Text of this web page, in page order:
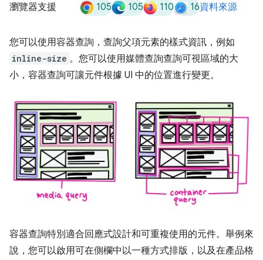
瀏覽器支援 105 105 110 16資料來源
您可以使用容器查詢，查詢父項元素的樣式資訊，例如
inline-size 。您可以使用媒體查詢查詢可視區域的大
小，容器查詢可讓元件根據 UI 中的位置進行變更。
容器查詢特別適合回應式設計和可重複使用的元件。舉例來
說，您可以啟用可在側欄中以一種方式排版，以及在產品格